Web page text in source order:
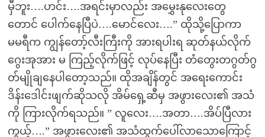
မှီဘူး….ဟင်း….အရင်းမှာလည်း အမွှေးနုလေးတွေ
တောင် ပေါက်နေပြီပဲ….မောင်လေး….” ထိုသို့ပြောကာ
မမရီက ကျွန်တော့်လီးကြီးကို အားရပါးရ ဆုတ်နယ်လိုက်
ဂွေးအုအား မ ကြည့်လိုက်ဖြင့် လုပ်နေပြီး တံတွေးတဂွတ်ဂွ
တ်မျိုချနေပါတော့သည်။ ထိုအချိန်တွင် အရေးကောင်း
ဒိန်းဒေါင်းဖျက်ဆိုသလို အိမ်ရှေ့ဆီမှ အဖွားလေး၏ အသံ
ကို ကြားလိုက်ရသည်။ ” လူလေး….အတာ….အိပ်ပြီလား
ကွယ့်….” အဖွားလေး၏ အသံထွက်ပေါ်လာသောကြောင့်